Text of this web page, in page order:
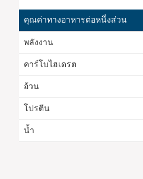
คุณค่าทางอาหารต่อหนึ่งส่วน
พลังงาน
คาร์โบไฮเดรต
อ้วน
โปรตีน
น้ำ